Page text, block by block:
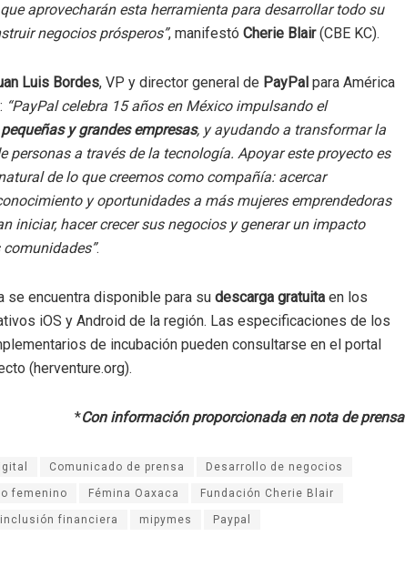
aprovecharán esta herramienta para desarrollar todo su
negocios prósperos”, manifestó Cherie Blair(CBE KC).
Luis Bordes, VP y director general de PayPal para América
“PayPal celebra 15 años en México impulsando el
pequeñas y grandes empresas, y ayudando a transformar la
personas a través de la tecnología. Apoyar este proyecto es
de lo que creemos como compañía: acercar
y oportunidades a más mujeres emprendedoras
iniciar, hacer crecer sus negocios y generar un impacto
.
se encuentra disponible para su descarga gratuita en los
iOS y Android de la región. Las especificaciones de los
de incubación pueden consultarse en el portal
(herventure.org).
*Con información proporcionada en nota de prensa
Comunicado de prensa Desarrollo de negocios
femenino Fémina Oaxaca Fundación Cherie Blair
inclusión financiera mipymes Paypal